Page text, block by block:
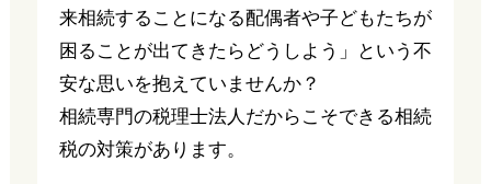
来相続することになる配偶者や子どもたちが
困ることが出てきたらどうしよう」という不
安な思いを抱えていませんか？
相続専門の税理士法人だからこそできる相続
税の対策があります。